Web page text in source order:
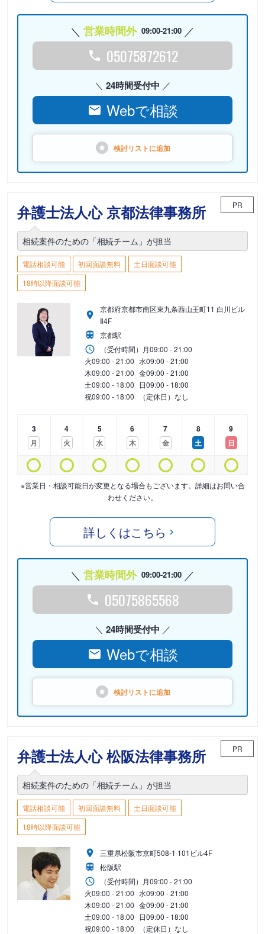
営業時間外 09:00-21:00
05075872612
24時間受付中
Webで相談
検討リストに追加
弁護士法人心 京都法律事務所 PR
相続案件のための「相続チーム」が担当
電話相談可能 初回面談無料
土日面談可能
18時以降面談可能
京都府京都市南区東九条西山王町11 白川ビル
Ⅱ4F
京都駅
（受付時間） 月09:00 - 21:00
火09:00 - 21:00 水09:00 - 21:00
木09:00 - 21:00 金09:00 - 21:00
土09:00 - 18:00 日09:00 - 18:00
祝09:00 - 18:00 （定休日）なし
3
月
4
火
5
水
6
木
7
金
8
土
9
日
※営業日・相談可能日が変更となる場合もございます。詳細はお問い合
わせください。
詳しくはこちら
営業時間外 09:00-21:00
05075865568
24時間受付中
Webで相談
検討リストに追加
弁護士法人心 松阪法律事務所 PR
相続案件のための「相続チーム」が担当
電話相談可能 初回面談無料
土日面談可能
18時以降面談可能
三重県松阪市京町508-1 101ビル4F
松阪駅
（受付時間） 月09:00 - 21:00
火09:00 - 21:00 水09:00 - 21:00
木09:00 - 21:00 金09:00 - 21:00
土09:00 - 18:00 日09:00 - 18:00
祝09:00 - 18:00 （定休日）なし